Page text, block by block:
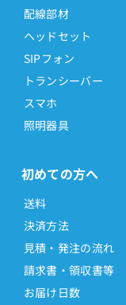
配線部材
ヘッドセット
SIPフォン
トランシーバー
スマホ
照明器具
初めての方へ
送料
決済方法
見積・発注の流れ
請求書・領収書等
お届け日数